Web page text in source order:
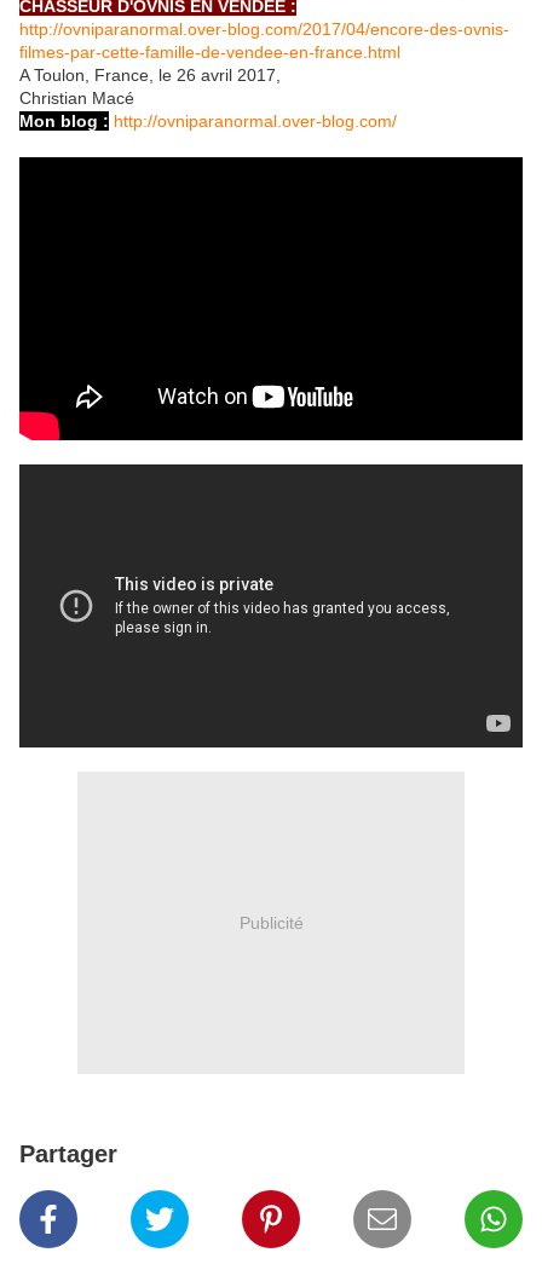
CHASSEUR D'OVNIS EN VENDEE :
http://ovniparanormal.over-blog.com/2017/04/encore-des-ovnis-
filmes-par-cette-famille-de-vendee-en-france.html
A Toulon, France, le 26 avril 2017,
Christian Macé
Mon blog : http://ovniparanormal.over-blog.com/
Publicité
Partager